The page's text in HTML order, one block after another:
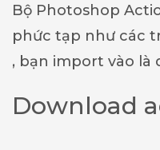
Bộ Photoshop
phức tạp như các
, bạn import vào là
Download